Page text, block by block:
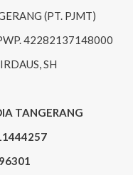
(PT. PJMT)
42282137148000
SH
TANGERANG